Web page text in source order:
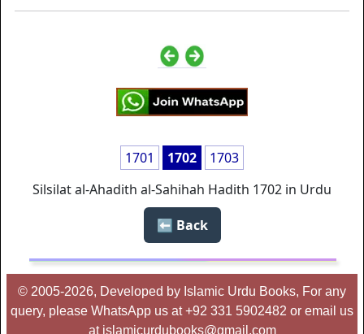
1701 1702
1703
Silsilat al-Ahadith al-Sahihah Hadith 1702 in Urdu
Back ⬅️
© 2005-2026, Developed by Islamic Urdu Books, For any
query, please WhatsApp us at +92 331 5902482 or email us
at islamicurdubooks@gmail.com